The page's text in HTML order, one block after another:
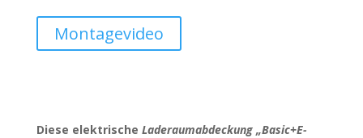
Montagevideo
Diese elektrische Laderaumabdeckung „Basic+E-